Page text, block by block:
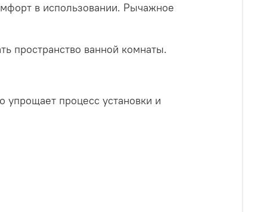
в использовании. Рычажное
пространство ванной комнаты.
процесс установки и